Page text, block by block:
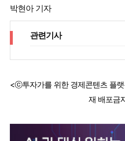
박현아 기자
관련기사
<ⓒ투자가를 위한 경제콘텐츠 플
재 배포금